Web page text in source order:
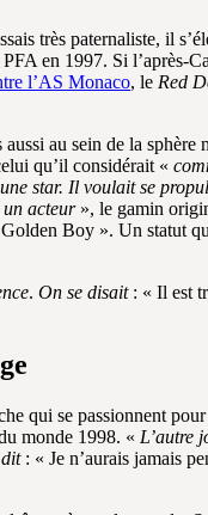
très paternaliste, il
en 1997. Si
l’AS Monaco, le Red
au sein de la sphère
qu’il considérait «
star. Il voulait se
acteur », le gamin
Boy ». Un statut
. On se disait: « Il est
qui se passionnent
monde 1998. « L’autre
: « Je n’aurais jamais